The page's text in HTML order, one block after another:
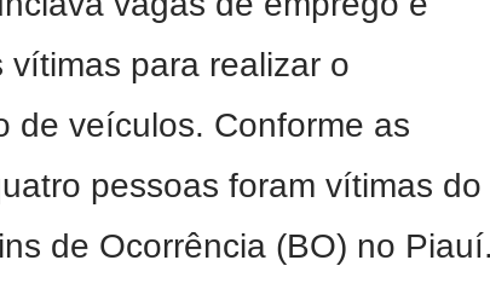
para realizar o
de veículos. Conforme as
pessoas foram vítimas do
de Ocorrência (BO) no